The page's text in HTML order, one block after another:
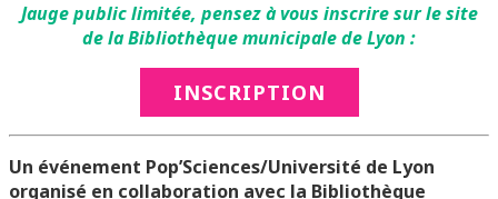
Jauge public limitée, pensez à vous inscrire sur le site
de la Bibliothèque municipale de Lyon :
INSCRIPTION
Un événement Pop’Sciences/Université de Lyon
organisé en collaboration avec la Bibliothèque